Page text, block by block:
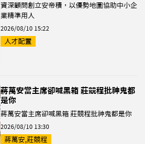
資深顧問創立安帝積，以優勢地圖協助中小企
業精準用人
2026/08/10 15:22
人才配置
蔣萬安當主席卻喊黑箱 莊競程批神鬼都
是你
蔣萬安當主席卻喊黑箱 莊競程批神鬼都是你
2026/08/10 13:30
蔣萬安,莊競程